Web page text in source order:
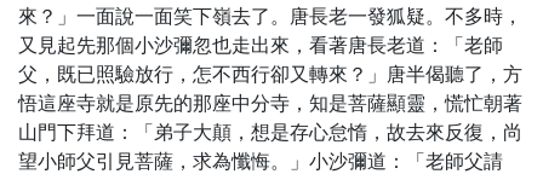
來？」一面說一面笑下嶺去了。唐長老一發狐疑。不多時，
又見起先那個小沙彌忽也走出來，看著唐長老道：「老師
父，既已照驗放行，怎不西行卻又轉來？」唐半偈聽了，方
悟這座寺就是原先的那座中分寺，知是菩薩顯靈，慌忙朝著
山門下拜道：「弟子大顛，想是存心怠惰，故去來反復，尚
望小師父引見菩薩，求為懺悔。」小沙彌道：「老師父請